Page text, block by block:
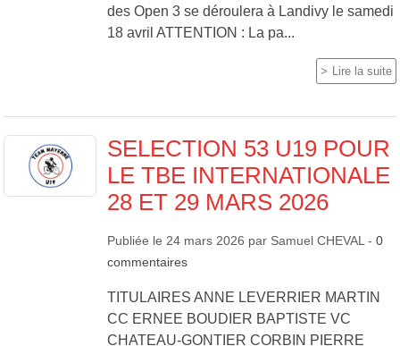
des Open 3 se déroulera à Landivy le samedi
18 avril ATTENTION : La pa...
Lire la suite
SELECTION 53 U19 POUR
LE TBE INTERNATIONALE
28 ET 29 MARS 2026
Publiée le 24 mars 2026 par Samuel CHEVAL - 0
commentaires
TITULAIRES ANNE LEVERRIER MARTIN
CC ERNEE BOUDIER BAPTISTE VC
CHATEAU-GONTIER CORBIN PIERRE